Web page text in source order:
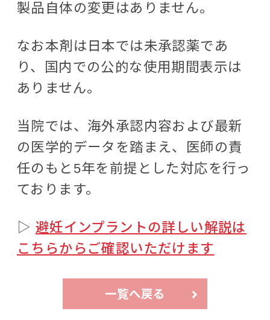
製品自体の変更はありません。
なお本剤は日本では未承認薬であ
り、国内での公的な使用期間表示は
ありません。
当院では、海外承認内容および最新
の医学的データを踏まえ、医師の責
任のもと5年を前提とした対応を行っ
ております。
▷ 避妊インプラントの詳しい解説は
こちらからご確認いただけます
一覧へ戻る